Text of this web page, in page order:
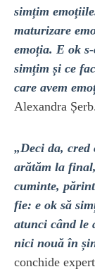
simțim
maturizare
emoția. E ok
simțim și ce
care avem
Alexandra
„Deci da, cred
arătăm la
cuminte,
fie: e ok să
atunci când le
nici nouă în
conchide